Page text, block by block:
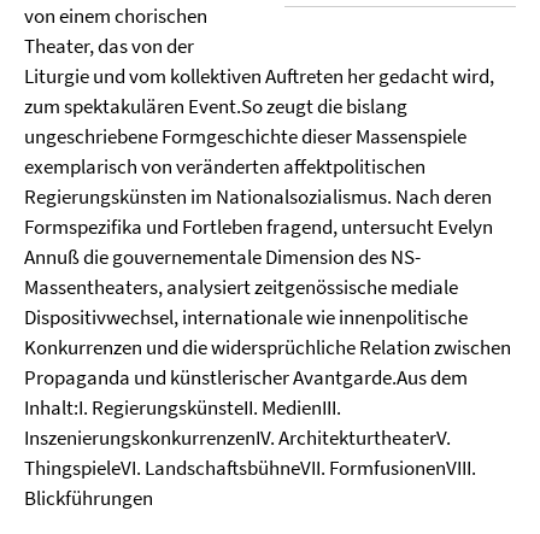
von einem chorischen
Theater, das von der
Liturgie und vom kollektiven Auftreten her gedacht wird,
zum spektakulären Event.So zeugt die bislang
ungeschriebene Formgeschichte dieser Massenspiele
exemplarisch von veränderten affektpolitischen
Regierungskünsten im Nationalsozialismus. Nach deren
Formspezifika und Fortleben fragend, untersucht Evelyn
Annuß die gouvernementale Dimension des NS-
Massentheaters, analysiert zeitgenössische mediale
Dispositivwechsel, internationale wie innenpolitische
Konkurrenzen und die widersprüchliche Relation zwischen
Propaganda und künstlerischer Avantgarde.Aus dem
Inhalt:I. RegierungskünsteII. MedienIII.
InszenierungskonkurrenzenIV. ArchitekturtheaterV.
ThingspieleVI. LandschaftsbühneVII. FormfusionenVIII.
Blickführungen